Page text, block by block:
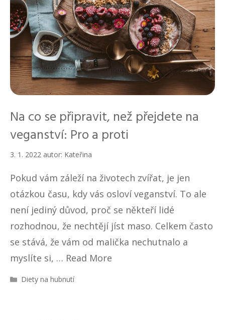
Na co se připravit, než přejdete na
veganství: Pro a proti
3. 1. 2022 autor: Kateřina
Pokud vám záleží na životech zvířat, je jen
otázkou času, kdy vás osloví veganství. To ale
není jediný důvod, proč se někteří lidé
rozhodnou, že nechtějí jíst maso. Celkem často
se stává, že vám od malička nechutnalo a
myslíte si, … Read More
R
Diety na hubnutí